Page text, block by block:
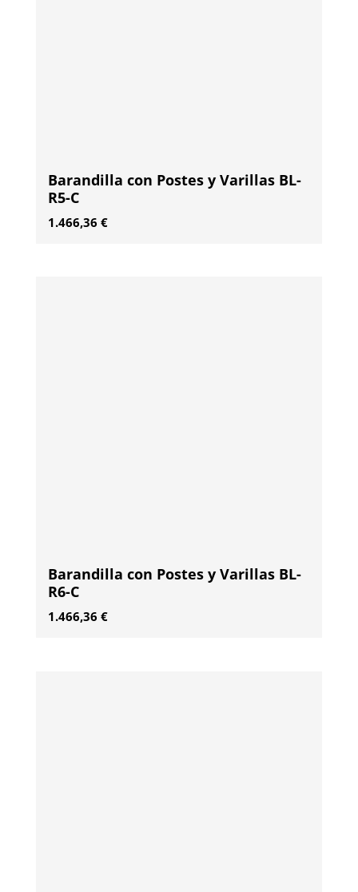
Barandilla con Postes y Varillas BL-
R5-C
1.466,36 €
Barandilla con Postes y Varillas BL-
R6-C
1.466,36 €